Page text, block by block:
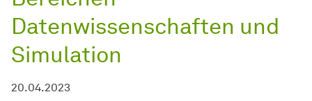
Datenwissenschaften und
Simulation
20.04.2023